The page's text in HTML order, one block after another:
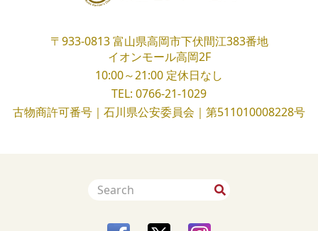
〒933-0813 富山県高岡市下伏間江383番地
イオンモール高岡2F
10:00～21:00 定休日なし
TEL: 0766-21-1029
古物商許可番号｜石川県公安委員会｜第511010008228号